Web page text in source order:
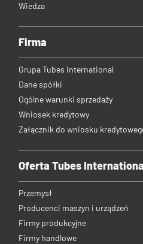
Wiedza
Firma
Grupa Tubes International
Dane spółki
Ogólne warunki sprzedaży
Wniosek kredytowy
Załącznik do wniosku
Oferta Tubes
Przemysł
Producenci maszyn i urządzeń
Firmy produkcyjne
Firmy handlowe